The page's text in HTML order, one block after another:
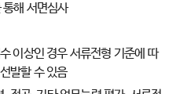
해 서면심사
이상인 경우 서류전형 기준에 따
발할 수 있음